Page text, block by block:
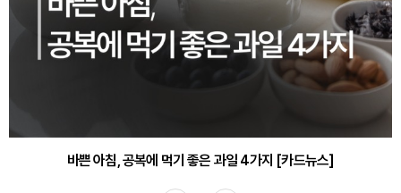
바쁜 아침, 공복에 먹기 좋은 과일 4가지 [카드뉴스]
30대부터 유병률 2배...여자에게 꼭 필요한 검사는? [카드뉴스]